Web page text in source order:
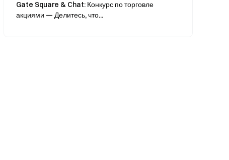
Gate Square & Chat: Конкурс по торговле
акциями — Делитесь, что...